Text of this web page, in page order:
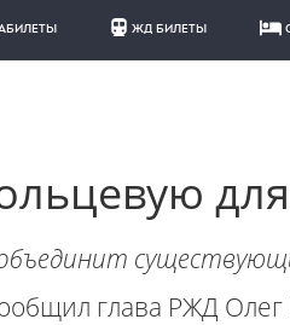
ЖД БИЛЕТЫ
глава РЖД